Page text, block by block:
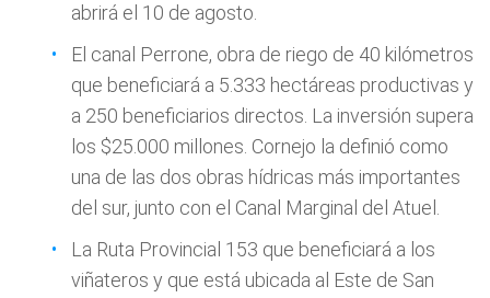
abrirá el 10 de agosto.
El canal Perrone, obra de riego de 40 kilómetros
que beneficiará a 5.333 hectáreas productivas y
a 250 beneficiarios directos. La inversión supera
los $25.000 millones. Cornejo la definió como
una de las dos obras hídricas más importantes
del sur, junto con el Canal Marginal del Atuel.
La Ruta Provincial 153 que beneficiará a los
viñateros y que está ubicada al Este de San